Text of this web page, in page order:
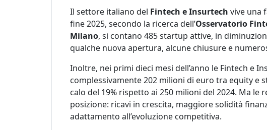
Il settore italiano del Fintech e Insurtech vive una
fine 2025, secondo la ricerca dell’Osservatorio
Milano, si contano 485 startup attive, in
qualche nuova apertura, alcune chiusure e
Inoltre, nei primi dieci mesi dell’anno le Fintech e
complessivamente 202 milioni di euro tra equity e
calo del 19% rispetto ai 250 milioni del 2024. Ma
posizione: ricavi in crescita, maggiore solidità
adattamento all’evoluzione competitiva.